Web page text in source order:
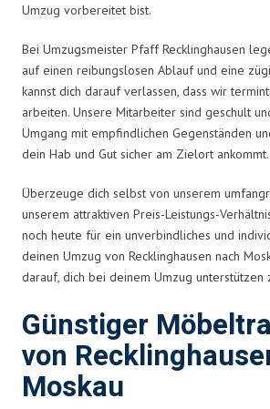
Umzug vorbereitet bist.
Bei Umzugsmeister Pfaff Recklinghausen
auf einen reibungslosen Ablauf und eine
kannst dich darauf verlassen, dass wir
arbeiten. Unsere Mitarbeiter sind geschult
Umgang mit empfindlichen Gegenständen
dein Hab und Gut sicher am Zielort ankommt.
Überzeuge dich selbst von unserem
unserem attraktiven Preis-Leistungs-
noch heute für ein unverbindliches und
deinen Umzug von Recklinghausen nach
darauf, dich bei deinem Umzug unterstützen
Günstiger
von
Moskau